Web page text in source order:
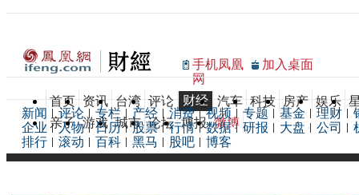
手机凤凰
网
加入桌面
首页 资讯 台湾 评论 财经 汽车 科技 房产 娱乐
亲子 游戏 城市 论坛 博报 微博
新闻 评论 专栏 产经 消费 视频 专题 基金 理财
企业
人物 日历 股票 行情 数据 研报 大盘 公司
排行
滚动 百科 黑马 股吧 博客